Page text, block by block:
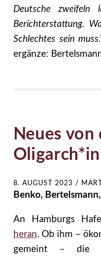
Deutsche
Berichterstattung.
Schlechtes sein
ergänze:
Neues von
8. AUGUST 2023 /
Benko,
An Hamburgs
heran. Ob ihm –
gemeint – die